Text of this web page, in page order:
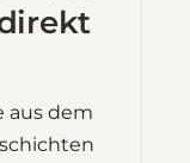
aus dem